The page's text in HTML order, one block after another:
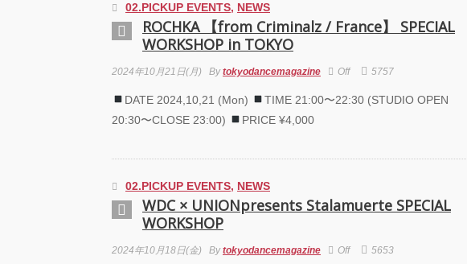
演！ KAAT神奈川
霊と怪物―「珊瑚」
Produced by YOH
02.PICKUP EVENTS, NEWS
ROCHKA 【from Criminalz / France】 SPECIAL
WORKSHOP in TOKYO
2024年10月21日(月) Bytokyodancemagazine Off 5757
DATE 2024,10,21 (Mon)
TIME 21:00〜22:30 (STUDIO OPEN
20:30〜CLOSE 23:00)
PRICE ¥4,000
02.PICKUP EVENTS, NEWS
WDC × UNIONpresents Stalamuerte SPECIAL
WORKSHOP
2024年10月18日(金) Bytokyodancemagazine Off 5653